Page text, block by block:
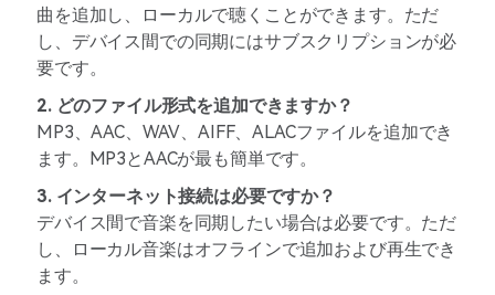
曲を追加し、ローカルで聴くことができます。ただ
し、デバイス間での同期にはサブスクリプションが必
要です。
2. どのファイル形式を追加できますか？
MP3、AAC、WAV、AIFF、ALACファイルを追加でき
ます。MP3とAACが最も簡単です。
3. インターネット接続は必要ですか？
デバイス間で音楽を同期したい場合は必要です。ただ
し、ローカル音楽はオフラインで追加および再生でき
ます。